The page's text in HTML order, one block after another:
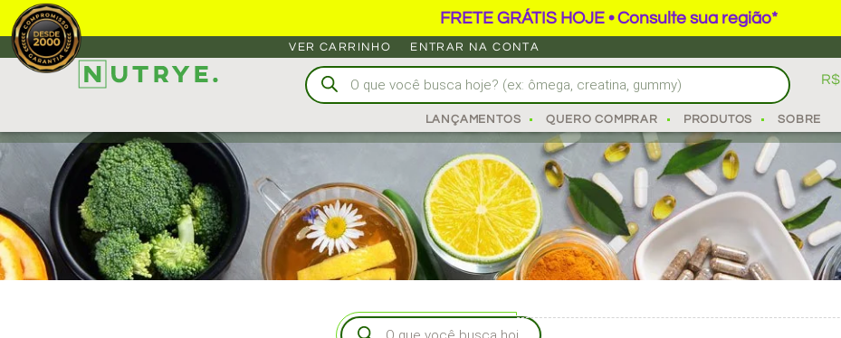
FRETE GRÁTIS HOJE • Consulte sua região*
VER CARRINHO ENTRAR NA CONTA
LANÇAMENTOS QUERO COMPRAR PRODUTOS SOBRE
R$
PERESKIA ACULEATA